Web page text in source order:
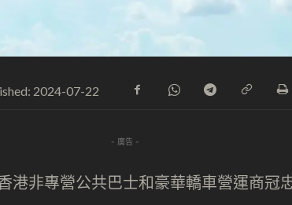
2024-07-22
- 廣告 -
港非專營公共巴士和豪華轎車營運商冠